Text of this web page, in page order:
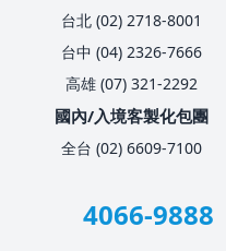
台北 (02) 2718-8001
台中 (04) 2326-7666
高雄 (07) 321-2292
國內/入境客製化包團
全台 (02) 6609-7100
4066-9888